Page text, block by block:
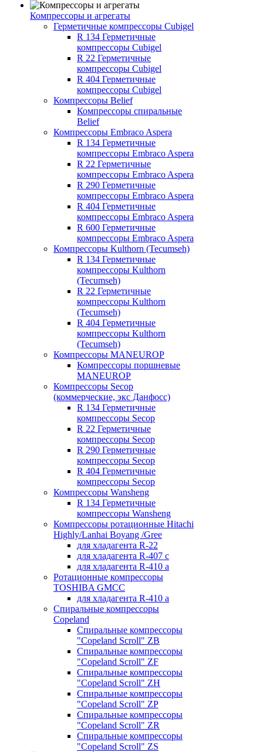
Компрессоры и агрегаты
Герметичные компрессоры Cubigel
R 134 Герметичные
компрессоры Cubigel
R 22 Герметичные
компрессоры Cubigel
R 404 Герметичные
компрессоры Cubigel
Компрессоры Belief
Компрессоры спиральные
Belief
Компрессоры Embraco Aspera
R 134 Герметичные
компрессоры Embraco Aspera
R 22 Герметичные
компрессоры Embraco Aspera
R 290 Герметичные
компрессоры Embraco Aspera
R 404 Герметичные
компрессоры Embraco Aspera
R 600 Герметичные
компрессоры Embraco Aspera
Компрессоры Kulthorn (Tecumseh)
R 134 Герметичные
компрессоры Kulthorn
(Tecumseh)
R 22 Герметичные
компрессоры Kulthorn
(Tecumseh)
R 404 Герметичные
компрессоры Kulthorn
(Tecumseh)
Компрессоры MANEUROP
Компрессоры поршневые
MANEUROP
Компрессоры Secop
(коммерческие, экс Данфосс)
R 134 Герметичные
компрессоры Secop
R 22 Герметичные
компрессоры Secop
R 290 Герметичные
компрессоры Secop
R 404 Герметичные
компрессоры Secop
Компрессоры Wansheng
R 134 Герметичные
компрессоры Wansheng
Компрессоры ротационные Hitachi
Highly/Lanhai Boyang /Gree
для хладагента R-22
для хладагента R-407 с
для хладагента R-410 а
Ротационные компрессоры
TOSHIBA GMCC
для хладагента R-410 а
Спиральные компрессоры
Copeland
Спиральные компрессоры
"Copeland Scroll" ZB
Спиральные компрессоры
"Copeland Scroll" ZF
Спиральные компрессоры
"Copeland Scroll" ZH
Спиральные компрессоры
"Copeland Scroll" ZP
Спиральные компрессоры
"Copeland Scroll" ZR
Спиральные компрессоры
"Copeland Scroll" ZS